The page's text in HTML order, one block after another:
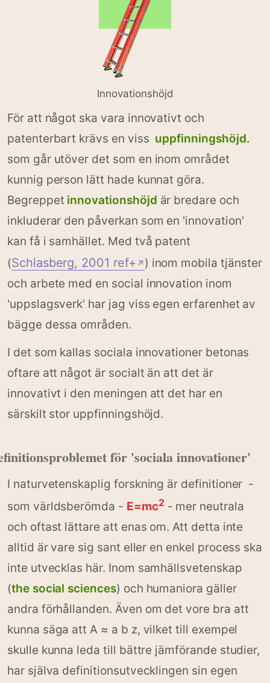
Innovationshöjd
För att något ska vara innovativt och
patenterbart krävs en viss uppfinningshöjd.
som går utöver det som en inom området
kunnig person lätt hade kunnat göra.
Begreppet innovationshöjd är bredare och
inkluderar den påverkan som en 'innovation'
kan få i samhället. Med två patent
(Schlasberg, 2001 ref+ ↗ ) inom mobila tjänster
och arbete med en social innovation inom
'uppslagsverk' har jag viss egen erfarenhet av
bägge dessa områden.
I det som kallas sociala innovationer betonas
oftare att något är socialt än att det är
innovativt i den meningen att det har en
särskilt stor uppfinningshöjd.
för 'sociala innovationer'
I naturvetenskaplig forskning är definitioner -
som världsberömda - E=mc2- mer neutrala
och oftast lättare att enas om. Att detta inte
alltid är vare sig sant eller en enkel process ska
inte utvecklas här. Inom samhällsvetenskap
(the social sciences) och humaniora gäller
andra förhållanden. Även om det vore bra att
kunna säga att A ≈ a b z, vilket till exempel
skulle kunna leda till bättre jämförande studier,
har själva definitionsutvecklingen sin egen